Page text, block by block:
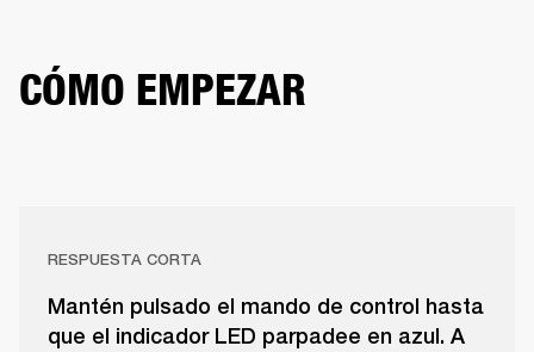
CÓMO EMPEZAR
RESPUESTA CORTA
Mantén pulsado el mando de control hasta
que el indicador LED parpadee en azul. A